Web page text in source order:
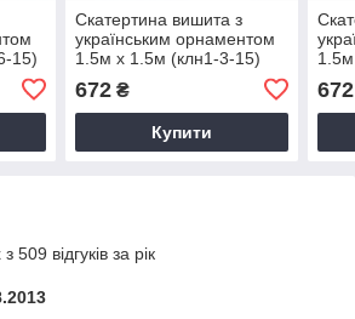
15)
Скатертина вишита з
українським орнаментом
1.5м х 1.5м (клн1-3-15)
672₴
Купити
672
509 відгуків за рік